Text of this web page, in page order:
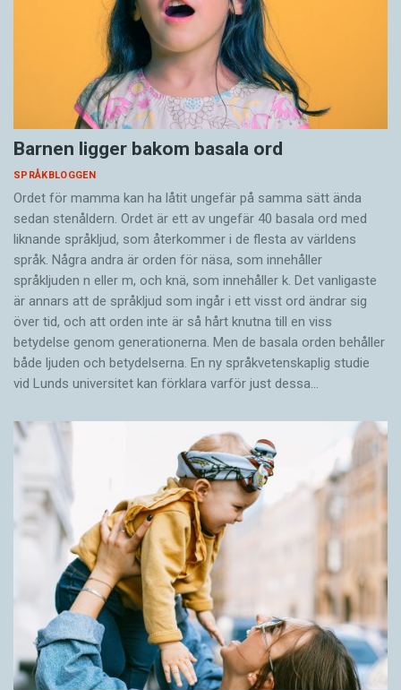
Barnen ligger bakom basala ord
SPRÅKBLOGGEN
Ordet för mamma kan ha låtit ungefär på samma sätt ända
sedan stenåldern. Ordet är ett av ungefär 40 basala ord med
liknande språkljud, som återkommer i de flesta av världens
språk. Några andra är orden för näsa, som innehåller
språkljuden n eller m, och knä, som innehåller k. Det vanligaste
är annars att de språkljud som ingår i ett visst ord ändrar sig
över tid, och att orden inte är så hårt knutna till en viss
betydelse genom generationerna. Men de basala orden behåller
både ljuden och betydelserna. En ny språkvetenskaplig studie
vid Lunds universitet kan förklara varför just dessa…